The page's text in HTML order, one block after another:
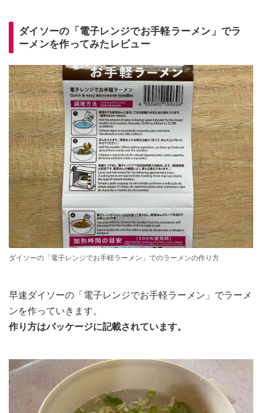
ダイソーの「電子レンジでお手軽ラーメン」でラ
ーメンを作ってみたレビュー
ダイソーの「電子レンジでお手軽ラーメン」でのラーメンの作り方
早速ダイソーの「電子レンジでお手軽ラーメン」でラーメ
ンを作っていきます。
作り方はパッケージに記載されています。